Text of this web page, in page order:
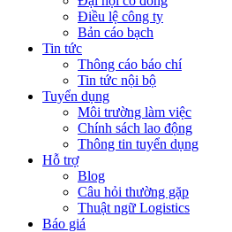
Điều lệ công ty
Bản cáo bạch
Tin tức
Thông cáo báo chí
Tin tức nội bộ
Tuyển dụng
Môi trường làm việc
Chính sách lao động
Thông tin tuyển dụng
Hỗ trợ
Blog
Câu hỏi thường gặp
Thuật ngữ Logistics
Báo giá